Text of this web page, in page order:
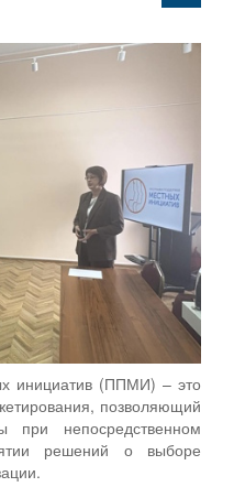
инициатив (ППМИ) – это
позволяющий
при непосредственном
решений о выборе